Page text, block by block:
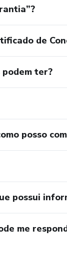
de
ter?
posso
possui
me